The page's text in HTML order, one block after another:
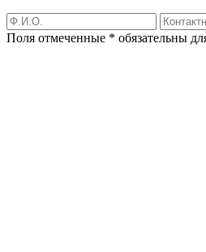
Поля отмеченные * обязательны